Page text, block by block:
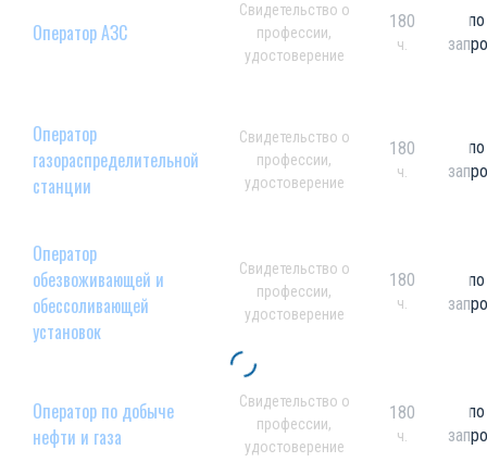
Оператор АЗС
Свидетельство о
профессии,
удостоверение
180
ч.
по
Оператор
газораспределительной
станции
Свидетельство о
профессии,
удостоверение
180
ч.
по
Оператор
обезвоживающей и
обессоливающей
установок
Свидетельство о
профессии,
удостоверение
180
ч.
по
Оператор по добыче
нефти и газа
Свидетельство о
профессии,
удостоверение
180
ч.
по